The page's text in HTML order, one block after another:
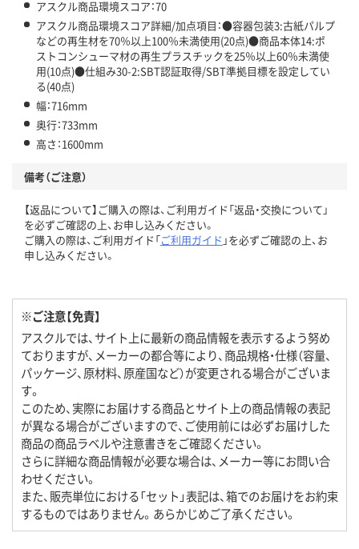
アスクル商品環境スコア：70
アスクル商品環境スコア詳細/加点項目：●容器包装3:古紙パルプ
などの再生材を70％以上100％未満使用(20点)●商品本体14:ポ
ストコンシューマ材の再生プラスチックを25％以上60％未満使
用(10点)●仕組み30-2:SBT認証取得/SBT準拠目標を設定してい
る(40点)
幅：716mm
奥行：733mm
高さ：1600mm
備考（ご注意）
【返品について】ご購入の際は、ご利用ガイド「返品・交換について」
を必ずご確認の上、お申し込みください。
ご購入の際は、ご利用ガイド「ご利用ガイド 」を必ずご確認の上、お
申し込みください。
※ご注意【免責】
アスクルでは、サイト上に最新の商品情報を表示するよう努め
ておりますが、メーカーの都合等により、商品規格・仕様（容量、
パッケージ、原材料、原産国など）が変更される場合がございま
す。
このため、実際にお届けする商品とサイト上の商品情報の表記
が異なる場合がございますので、ご使用前には必ずお届けした
商品の商品ラベルや注意書きをご確認ください。
さらに詳細な商品情報が必要な場合は、メーカー等にお問い合
わせください。
また、販売単位における「セット」表記は、箱でのお届けをお約束
するものではありません。あらかじめご了承ください。